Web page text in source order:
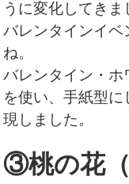
うに変化してきま
バレンタインイベ
ね。
バレンタイン・
を使い、手紙型
現しました。
③桃の花（